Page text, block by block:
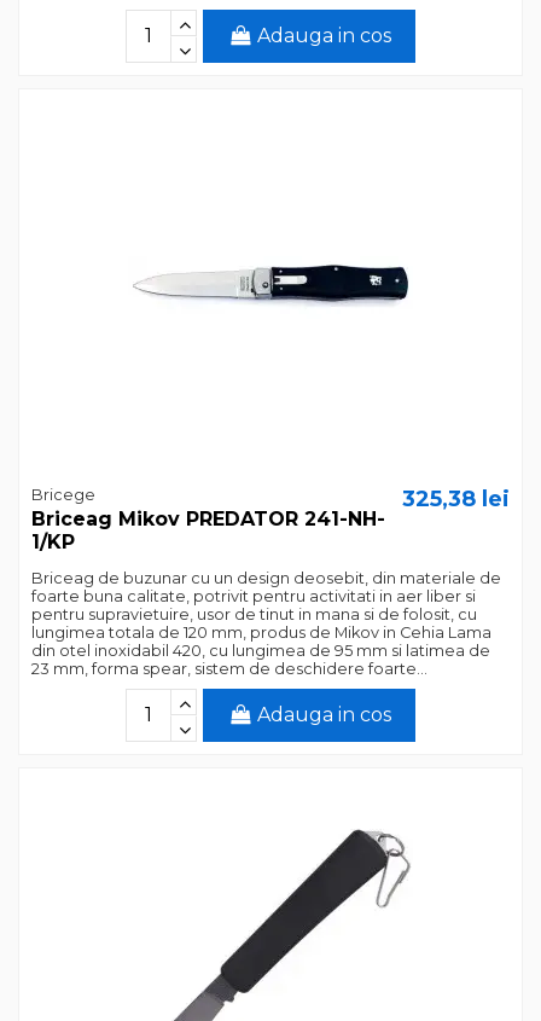
Adauga in cos
Bricege
Briceag Mikov PREDATOR 241-NH-
1/KP
325,38 lei
Briceag de buzunar cu un design deosebit, din materiale de
foarte buna calitate, potrivit pentru activitati in aer liber si
pentru supravietuire, usor de tinut in mana si de folosit, cu
lungimea totala de 120 mm, produs de Mikov in Cehia Lama
din otel inoxidabil 420, cu lungimea de 95 mm si latimea de
23 mm, forma spear, sistem de deschidere foarte...
Adauga in cos